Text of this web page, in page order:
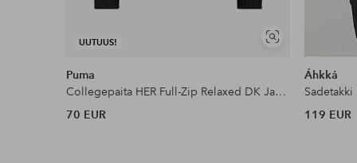
UUTUUS!
Näytä
samankaltaisia
Puma
Collegepaita HER Full-Zip Relaxed DK Jacket
70 EUR
Áhkká
Sadetakki
119 EUR